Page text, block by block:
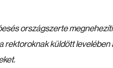
országszerte
rektoroknak küldött